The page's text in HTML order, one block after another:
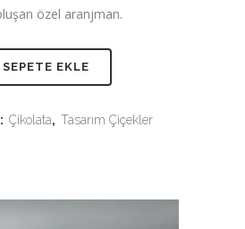
özel aranjman.
SEPETE EKLE
Çikolata, Tasarım Çiçekler